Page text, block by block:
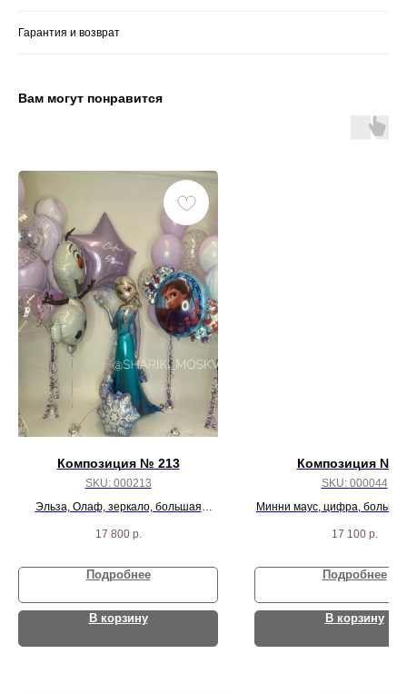
Гарантия и возврат
Вам могут понравится
Композиция № 213
SKU: 000213
Эльза, Олаф, зеркало, большая
20 агат фейшн и 20 шариков
17 800 р.
Подробнее
В корзину
Композиция №
SKU: 000044
Минни маус, цифра,
сердец, 2 сферы
17 100 р.
Подробнее
В корзину